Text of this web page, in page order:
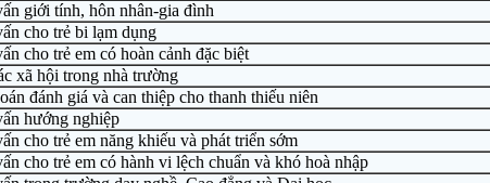
giới tính, hôn nhân-gia đình
cho trẻ bi lạm dụng
cho trẻ em có hoàn cảnh đặc biệt
xã hội trong nhà trường
đánh giá và can thiệp cho thanh thiếu niên
hướng nghiệp
cho trẻ em năng khiếu và phát triển sớm
cho trẻ em có hành vi lệch chuẩn và khó hoà nhập